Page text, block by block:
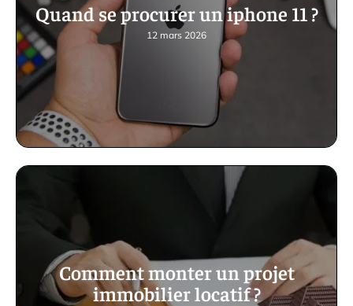
Quand se procurer un iphone 11 ?
12 mars 2026
Comment monter un projet
immobilier locatif ?